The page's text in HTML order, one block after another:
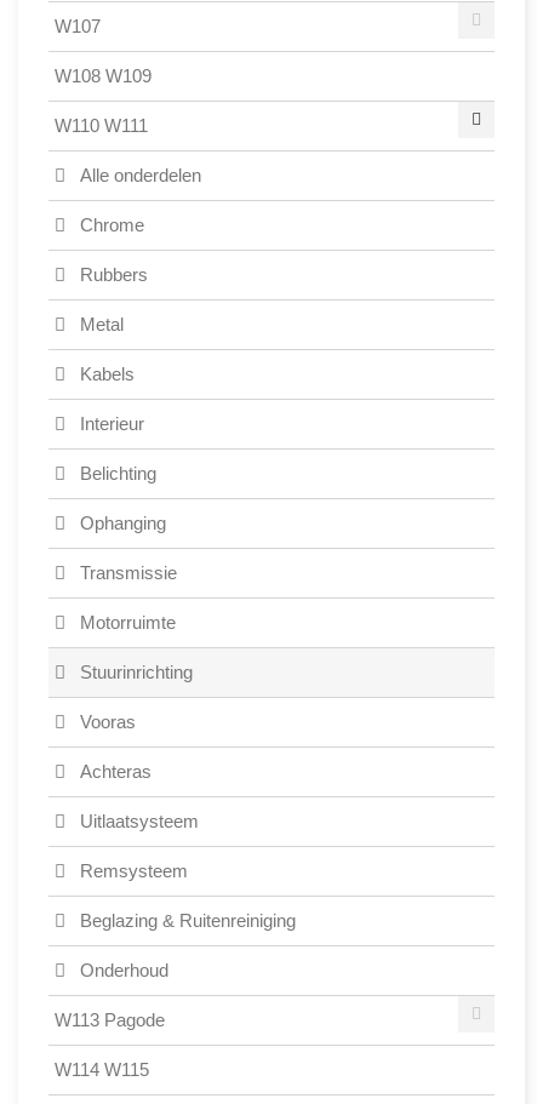
W107
W108 W109
W110 W111
Alle onderdelen
Chrome
Rubbers
Metal
Kabels
Interieur
Belichting
Ophanging
Transmissie
Motorruimte
Stuurinrichting
Vooras
Achteras
Uitlaatsysteem
Remsysteem
Beglazing & Ruitenreiniging
Onderhoud
W113 Pagode
W114 W115